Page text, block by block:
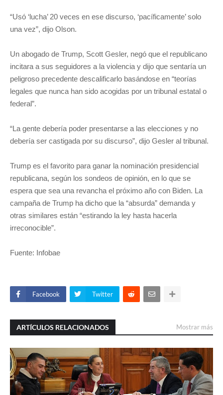
“Usó ‘lucha’ 20 veces en ese discurso, ‘pacíficamente’ solo
una vez”, dijo Olson.
Un abogado de Trump, Scott Gesler, negó que el republicano
incitara a sus seguidores a la violencia y dijo que sentaría un
peligroso precedente descalificarlo basándose en “teorías
legales que nunca han sido acogidas por un tribunal estatal o
federal”.
“La gente debería poder presentarse a las elecciones y no
debería ser castigada por su discurso”, dijo Gesler al tribunal.
Trump es el favorito para ganar la nominación presidencial
republicana, según los sondeos de opinión, en lo que se
espera que sea una revancha el próximo año con Biden. La
campaña de Trump ha dicho que la “absurda” demanda y
otras similares están “estirando la ley hasta hacerla
irreconocible”.
Fuente: Infobae
Facebook Twitter
ARTÍCULOS RELACIONADOS Mostrar más